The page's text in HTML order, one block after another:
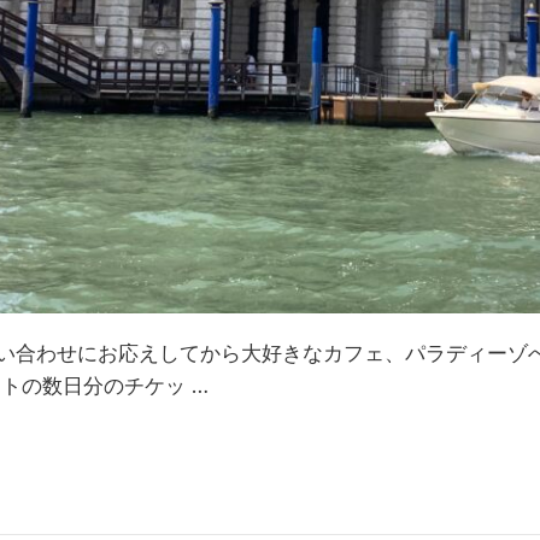
合わせにお応えしてから大好きなカフェ、パラディー
の数日分のチケッ …